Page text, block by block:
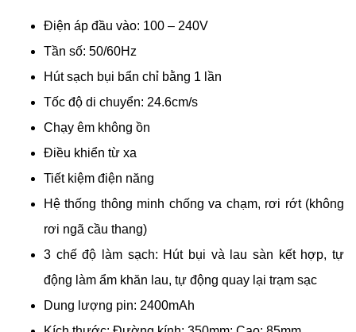
Điện áp đầu vào: 100 – 240V
Tần số: 50/60Hz
Hút sạch bụi bẩn chỉ bằng 1 lần
Tốc độ di chuyển: 24.6cm/s
Chạy êm không ồn
Điều khiển từ xa
Tiết kiệm điện năng
Hệ thống thông minh chống va chạm, rơi rớt (không
rơi ngã cầu thang)
3 chế độ làm sạch: Hút bụi và lau sàn kết hợp, tự
động làm ẩm khăn lau, tự động quay lại trạm sạc
Dung lượng pin: 2400mAh